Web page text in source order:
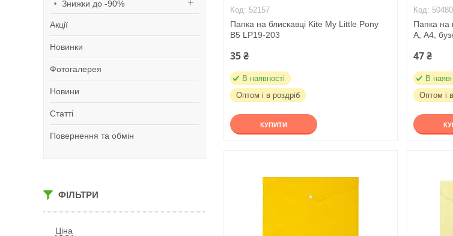
Знижки до -90%
Акції
Новинки
Фотогалерея
Новини
Статті
Повернення та обмін
ФІЛЬТРИ
Ціна
52157
Папка на блискавці Kite My Little Pony
B5 LP19-203
35 ₴
В наявності
Оптом і в роздріб
КУПИТИ
50480
Папка на
A, А4,
47 ₴
В
Оптом і